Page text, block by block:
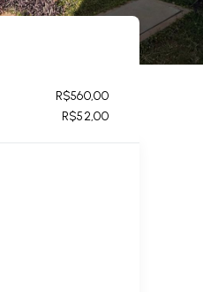
R$560,00
R$52,00